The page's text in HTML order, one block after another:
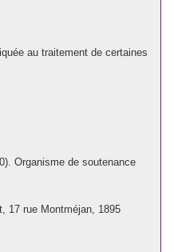
au traitement de certaines
Organisme de soutenance
17 rue Montméjan, 1895